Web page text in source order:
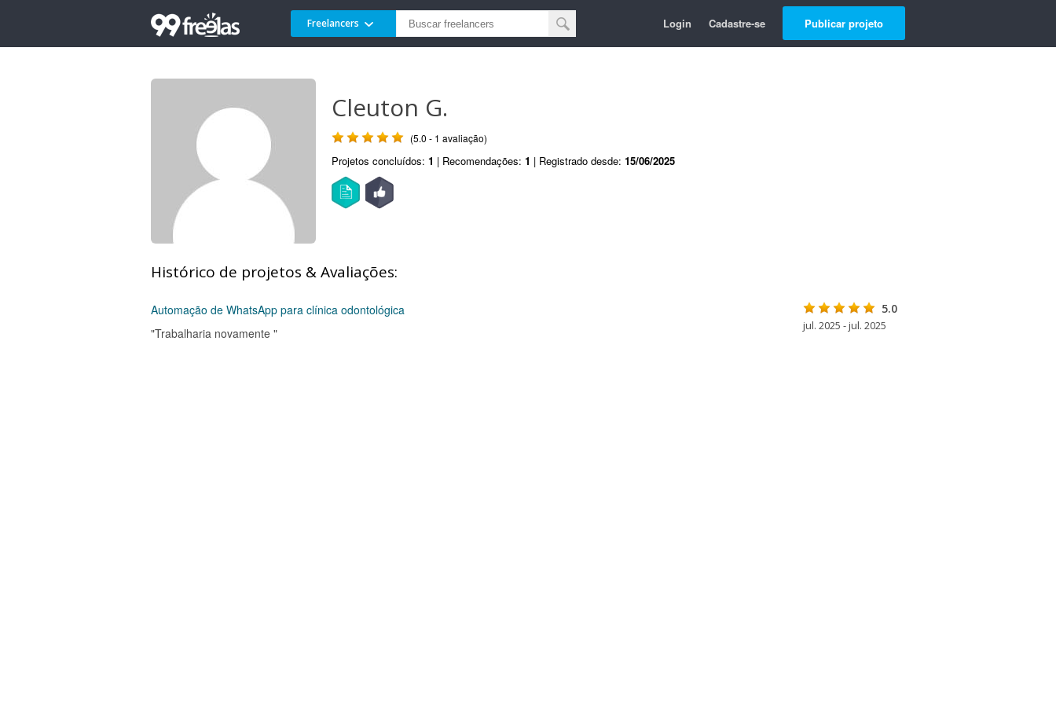
Freelancers Login Cadastre-se Publicar projeto
Cleuton G.
(5.0 - 1 avaliação)
Projetos concluídos: 1 | Recomendações: 1 | Registrado desde: 15/06/2025
Histórico de projetos & Avaliações:
Automação de WhatsApp para clínica odontológica
"Trabalharia novamente "
5.0
jul. 2025 - jul. 2025